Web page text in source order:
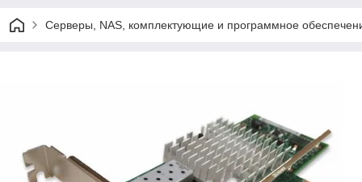
Серверы, NAS, комплектующие и программное